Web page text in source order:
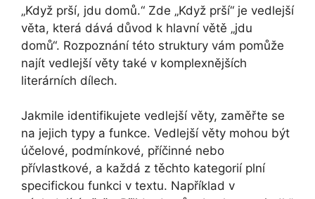
„Když prší, jdu domů.“ Zde „Když prší“ je vedlejší
věta, která dává důvod k hlavní větě „jdu
domů“. Rozpoznání této struktury vám pomůže
najít vedlejší věty také v komplexnějších
literárních dílech.
Jakmile identifikujete vedlejší věty, zaměřte se
na jejich typy a funkce. Vedlejší věty mohou být
účelové, podmínkové, příčinné nebo
přívlastkové, a každá z těchto kategorií plní
specifickou funkci v textu. Například v